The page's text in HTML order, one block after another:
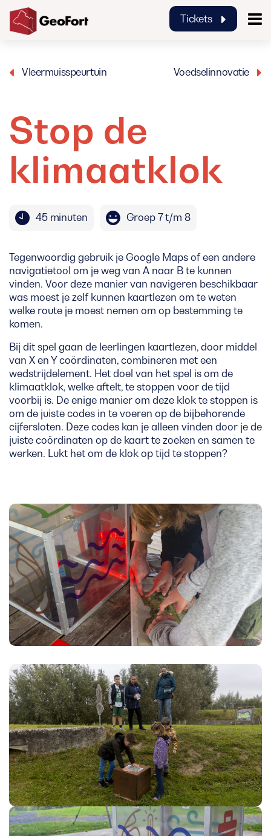
Tickets
Vleermuisspeurtuin Voedselinnovatie
Stop de
klimaatklok
45 minuten Groep 7 t/m 8
Tegenwoordig gebruik je Google Maps of een andere
navigatietool om je weg van A naar B te kunnen
vinden. Voor deze manier van navigeren beschikbaar
was moest je zelf kunnen kaartlezen om te weten
welke route je moest nemen om op bestemming te
komen.
Bij dit spel gaan de leerlingen kaartlezen, door middel
van X en Y coördinaten, combineren met een
wedstrijdelement. Het doel van het spel is om de
klimaatklok, welke aftelt, te stoppen voor de tijd
voorbij is. De enige manier om deze klok te stoppen is
om de juiste codes in te voeren op de bijbehorende
cijfersloten. Deze codes kan je alleen vinden door je de
juiste coördinaten op de kaart te zoeken en samen te
werken. Lukt het om de klok op tijd te stoppen?